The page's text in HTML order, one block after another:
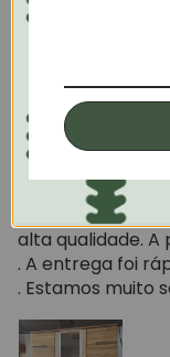
Yuliya
Belo móvel de
É um móvel de
alta qualidade. A
. A entrega foi
. Estamos muito